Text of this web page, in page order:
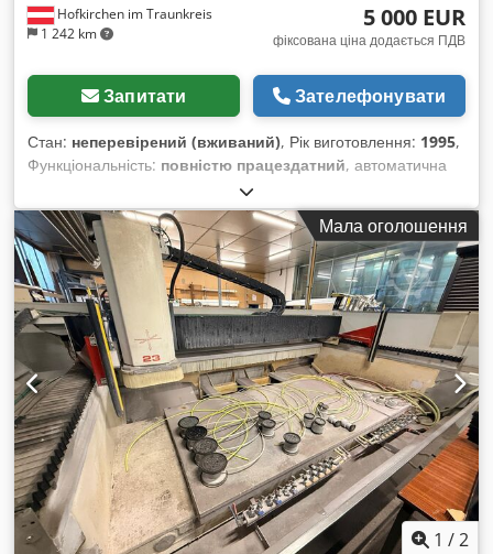
Hofkirchen im Traunkreis
1 242 km
5 000 EUR
фіксована ціна додається ПДВ
Запитати Зателефонувати
Стан: неперевірений (вживаний), Рік виготовлення: 1995,
Функціональність: повністю працездатний, автоматична
герметизувальна машина Lisec VL-1/25-2, напрямок руху
справа наліво, для максимального розміру склопакета 3500
x 2500 мм Cjdpjrrvkbsfx Acmsrf
Мала оголошення
1 /2